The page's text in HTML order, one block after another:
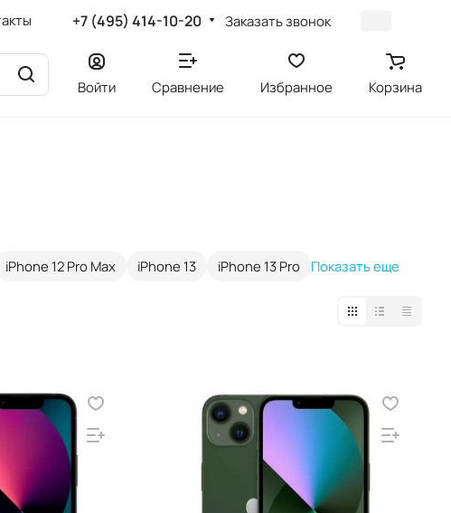
+7 (495) 414-10-20 Заказать звонок
Войти Сравнение Избранное Корзина
iPhone 12 Pro Max iPhone 13 iPhone 13 Pro Показать еще